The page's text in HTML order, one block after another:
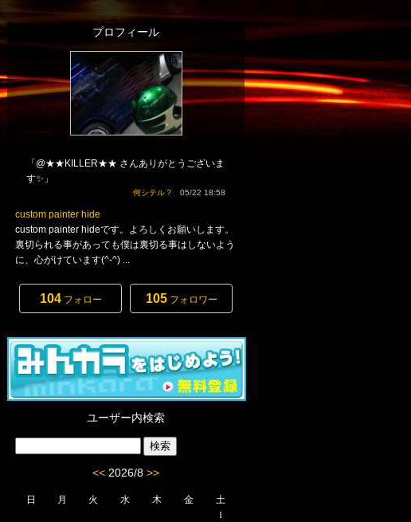
プロフィール
「@★★KILLER★★ さんありがとうございま
す✨」
何シテル？ 05/22 18:58
custom painter hide
custom painter hideです。よろしくお願いします。
裏切られる事があっても僕は裏切る事はしないよう
に、心がけています(^-^) ...
104フォロー 105フォロワー
ユーザー内検索
<< 2026/8 >>
日 月 火 水 木 金
土
1